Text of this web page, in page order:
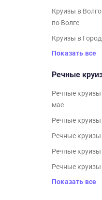
Круизы в
по Волге
Круизы в
Показать все
Речные
Речные круизы
мае
Речные
Речные
Речные круизы
Речные круизы
Показать все